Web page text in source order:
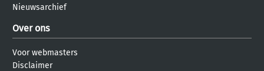
Nieuwsarchief
Over ons
Voor webmasters
Disclaimer